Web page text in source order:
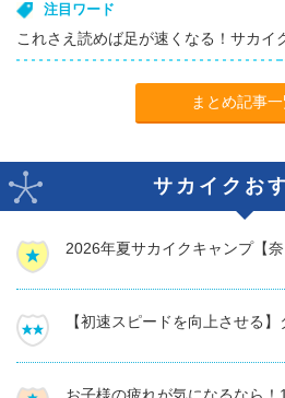
注目ワード
これさえ読めば足が速くなる！サカイ
まとめ記事
サカイクお
2026年夏サカイクキャンプ【奈
【初速スピードを向上させる